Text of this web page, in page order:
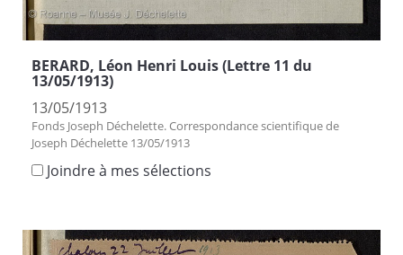
BERARD, Léon Henri Louis (Lettre 11 du
13/05/1913)
13/05/1913
Fonds Joseph Déchelette. Correspondance scientifique de
Joseph Déchelette 13/05/1913
Joindre à mes sélections